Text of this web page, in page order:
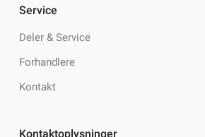
Service
Deler & Service
Forhandlere
Kontakt
Kontaktoplysninger